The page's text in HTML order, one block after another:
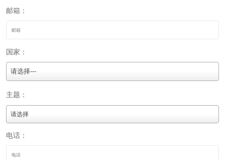
邮箱：
国家：
请选择---
主题：
电话：